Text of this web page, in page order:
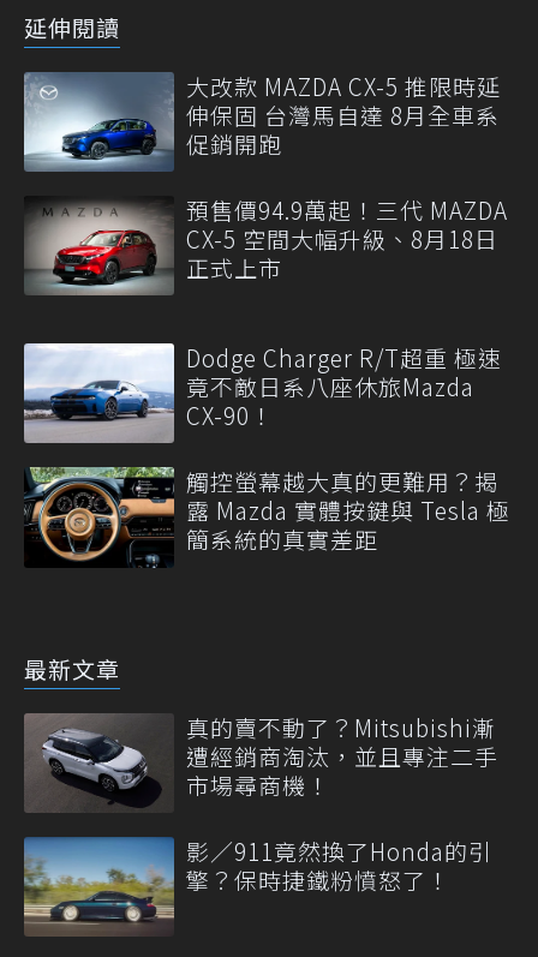
延伸閱讀
大改款 MAZDA CX-5 推限時延
伸保固 台灣馬自達 8月全車系
促銷開跑
預售價94.9萬起！三代 MAZDA
CX-5 空間大幅升級、8月18日
正式上市
Dodge Charger R/T超重 極速
竟不敵日系八座休旅Mazda
CX-90！
觸控螢幕越大真的更難用？揭
露 Mazda 實體按鍵與 Tesla 極
簡系統的真實差距
最新文章
真的賣不動了？Mitsubishi漸
遭經銷商淘汰，並且專注二手
市場尋商機！
影／911竟然換了Honda的引
擎？保時捷鐵粉憤怒了！